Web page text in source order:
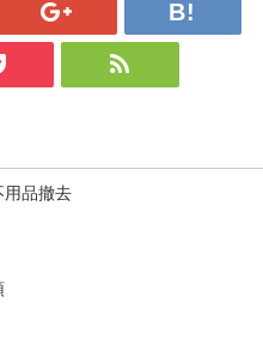
用品撤去